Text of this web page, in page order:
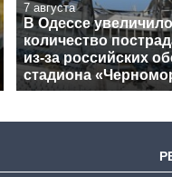
7 августа
В Одессе
количество
из-за российских
стадиона